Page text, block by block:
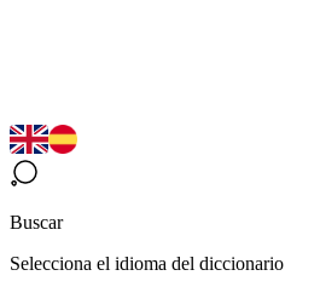
Buscar
Selecciona el idioma del diccionario